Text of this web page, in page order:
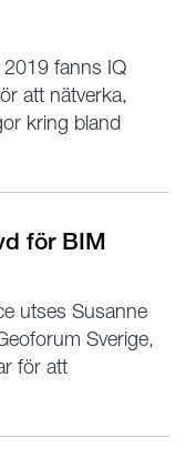
2019 fanns IQ
att nätverka,
kring bland
för BIM
utses Susanne
Sverige,
för att